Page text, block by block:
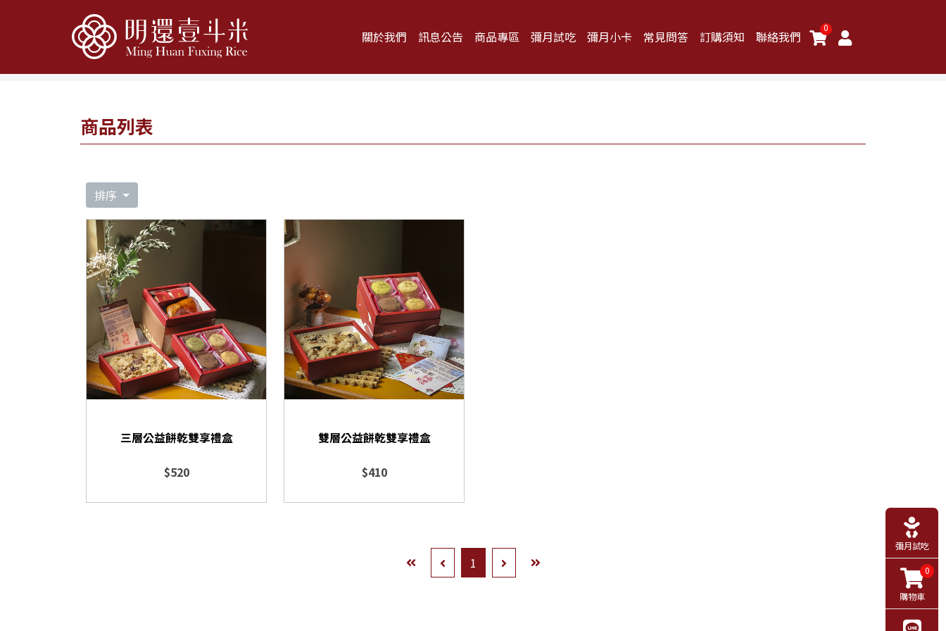
關於我們 訊息公告 商品專區 彌月試吃 彌月小卡 常見問答 訂購須知 聯絡我們
0
商品列表
排序
三層公益餅乾雙享禮盒
$520
雙層公益餅乾雙享禮盒
$410
1
彌月試吃
購物車
0